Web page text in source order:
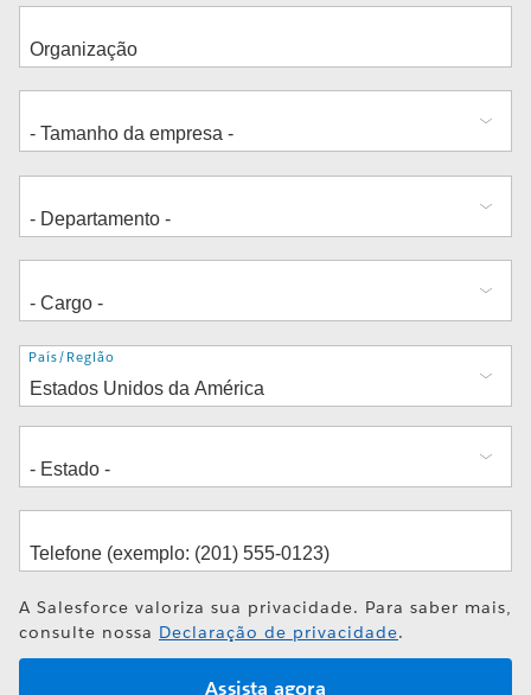
Endereço
País/Região
A Salesforce valoriza sua privacidade. Para saber mais,
consulte nossa Declaração de privacidade.